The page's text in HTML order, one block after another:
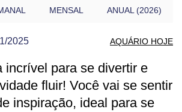
MENSAL ANUAL (2026)
2025 AQUÁRIO HOJE
AQUÁRIO PARA OUTRO
incrível para se divertir e
fluir! Você vai se sentir
inspiração, ideal para se